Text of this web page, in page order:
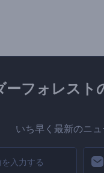
ーフォレスト
いち早く最新のニ